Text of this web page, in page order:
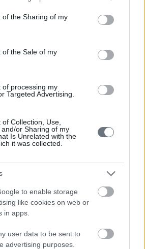
or usage behaviour. You may click to
to Google and its third-party tags to
specified purposes in below Google
of the Sharing of my
of the Sale of my
of processing my
Targeted Advertising.
Collection, Use,
or Sharing of my
Is Unrelated with the
it was collected.
to enable storage
like cookies on web or
in apps.
user data to be sent to
advertising purposes.